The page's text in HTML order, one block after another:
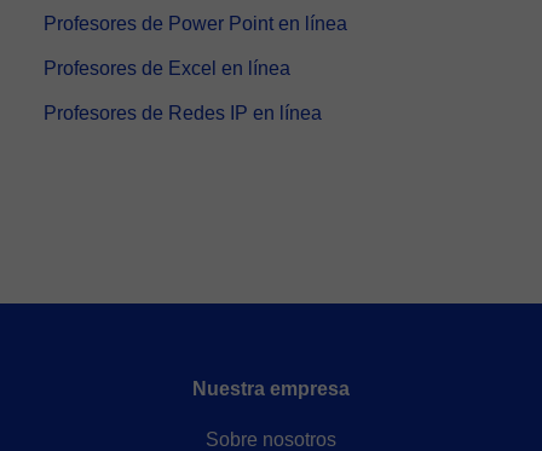
Profesores de Power Point en línea
Profesores de Excel en línea
Profesores de Redes IP en línea
Nuestra empresa
Sobre nosotros